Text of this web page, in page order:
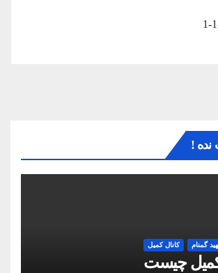
1-
نده !
گمنام کانال کمیل
کمیل چیست